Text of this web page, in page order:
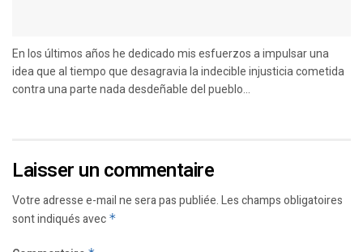
En los últimos años he dedicado mis esfuerzos a impulsar una
idea que al tiempo que desagravia la indecible injusticia cometida
contra una parte nada desdeñable del pueblo...
Laisser un commentaire
Votre adresse e-mail ne sera pas publiée.Les champs obligatoires
sont indiqués avec *